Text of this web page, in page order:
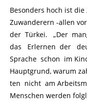
Besonders hoch ist
Zuwanderern -allen
der Türkei. „Der
das Erlernen der
Sprache schon im
Hauptgrund, warum
ten nicht am
Menschen werden